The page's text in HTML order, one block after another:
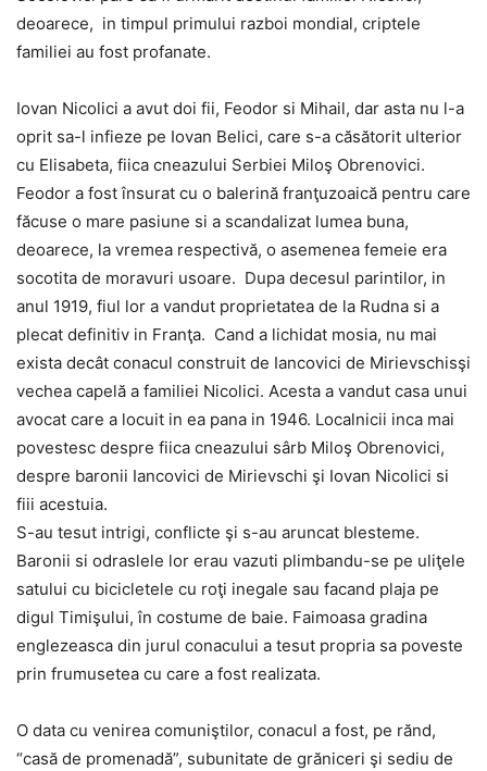
deoarece, in timpul primului razboi mondial, criptele
familiei au fost profanate.
Iovan Nicolici a avut doi fii, Feodor si Mihail, dar asta nu l-a
oprit sa-l infieze pe Iovan Belici, care s-a căsătorit ulterior
cu Elisabeta, fiica cneazului Serbiei Miloş Obrenovici.
Feodor a fost însurat cu o balerină franţuzoaică pentru care
făcuse o mare pasiune si a scandalizat lumea buna,
deoarece, la vremea respectivă, o asemenea femeie era
socotita de moravuri usoare. Dupa decesul parintilor, in
anul 1919, fiul lor a vandut proprietatea de la Rudna si a
plecat definitiv in Franţa. Cand a lichidat mosia, nu mai
exista decât conacul construit de Iancovici de Mirievschisşi
vechea capelă a familiei Nicolici. Acesta a vandut casa unui
avocat care a locuit in ea pana in 1946. Localnicii inca mai
povestesc despre fiica cneazului sârb Miloş Obrenovici,
despre baronii Iancovici de Mirievschi şi Iovan Nicolici si
fiii acestuia.
S-au tesut intrigi, conflicte şi s-au aruncat blesteme.
Baronii si odraslele lor erau vazuti plimbandu-se pe uliţele
satului cu bicicletele cu roţi inegale sau facand plaja pe
digul Timişului, în costume de baie. Faimoasa gradina
englezeasca din jurul conacului a tesut propria sa poveste
prin frumusetea cu care a fost realizata.
O data cu venirea comuniştilor, conacul a fost, pe rănd,
“casă de promenadă”, subunitate de grăniceri şi sediu de